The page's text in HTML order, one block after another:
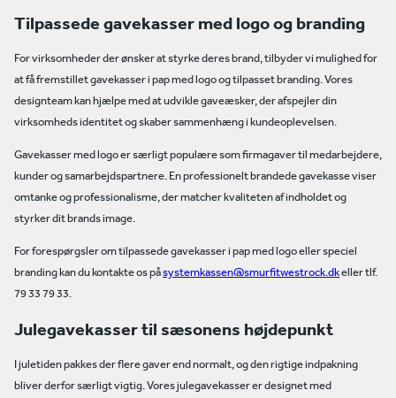
Tilpassede gavekasser med logo og branding
For virksomheder der ønsker at styrke deres brand, tilbyder vi mulighed for
at få fremstillet gavekasser i pap med logo og tilpasset branding. Vores
designteam kan hjælpe med at udvikle gaveæsker, der afspejler din
virksomheds identitet og skaber sammenhæng i kundeoplevelsen.
Gavekasser med logo er særligt populære som firmagaver til medarbejdere,
kunder og samarbejdspartnere. En professionelt brandede gavekasse viser
omtanke og professionalisme, der matcher kvaliteten af indholdet og
styrker dit brands image.
For forespørgsler om tilpassede gavekasser i pap med logo eller speciel
branding kan du kontakte os påsystemkassen@smurfitwestrock.dkeller tlf.
79 33 79 33.
Julegavekasser til sæsonens højdepunkt
I juletiden pakkes der flere gaver end normalt, og den rigtige indpakning
bliver derfor særligt vigtig. Vores julegavekasser er designet med